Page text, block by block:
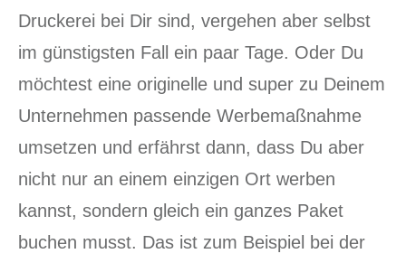
Druckerei bei Dir sind, vergehen aber selbst
im günstigsten Fall ein paar Tage. Oder Du
möchtest eine originelle und super zu Deinem
Unternehmen passende Werbemaßnahme
umsetzen und erfährst dann, dass Du aber
nicht nur an einem einzigen Ort werben
kannst, sondern gleich ein ganzes Paket
buchen musst. Das ist zum Beispiel bei der